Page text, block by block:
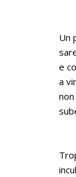
Un
e
a